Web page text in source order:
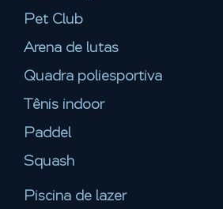
Pet Club
Arena de lutas
Quadra poliesportiva
Tênis indoor
Paddel
Squash
Piscina de lazer